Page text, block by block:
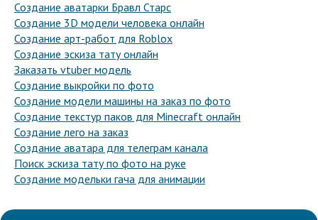
Создание аватарки Бравл Старс
Создание 3D модели человека онлайн
Создание арт-работ для Roblox
Создание эскиза тату онлайн
Заказать vtuber модель
Создание выкройки по фото
Создание модели машины на заказ по фото
Создание текстур паков для Minecraft онлайн
Создание лего на заказ
Создание аватара для телеграм канала
Поиск эскиза тату по фото на руке
Создание модельки гача для анимации